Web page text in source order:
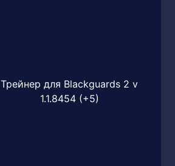
Трейнер для Blackguards 2 v
1.1.8454 (+5)